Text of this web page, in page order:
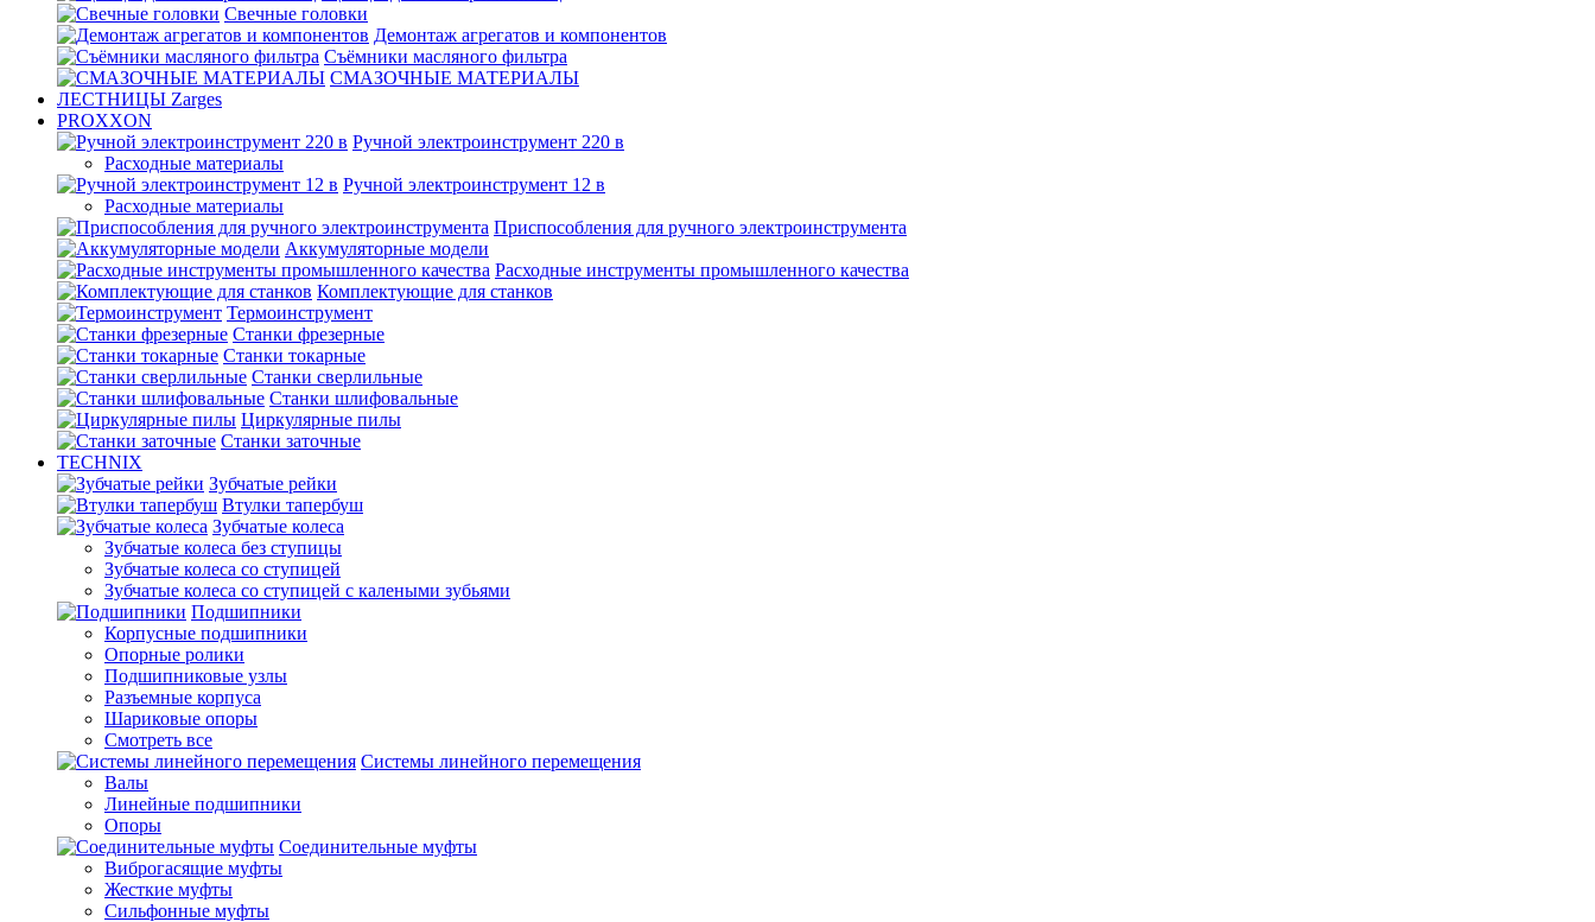
Свечные головки
Демонтаж агрегатов и компонентов
Съёмники масляного фильтра
СМАЗОЧНЫЕ МАТЕРИАЛЫ
ЛЕСТНИЦЫ Zarges
PROXXON
Ручной электроинструмент 220 в
Расходные материалы
Ручной электроинструмент 12 в
Расходные материалы
Приспособления для ручного электроинструмента
Аккумуляторные модели
Расходные инструменты промышленного качества
Комплектующие для станков
Термоинструмент
Станки фрезерные
Станки токарные
Станки сверлильные
Станки шлифовальные
Циркулярные пилы
Станки заточные
TECHNIX
Зубчатые рейки
Втулки тапербуш
Зубчатые колеса
Зубчатые колеса без ступицы
Зубчатые колеса со ступицей
Зубчатые колеса со ступицей с калеными зубьями
Подшипники
Корпусные подшипники
Опорные ролики
Подшипниковые узлы
Разъемные корпуса
Шариковые опоры
Смотреть все
Системы линейного перемещения
Валы
Линейные подшипники
Опоры
Соединительные муфты
Виброгасящие муфты
Жесткие муфты
Сильфонные муфты